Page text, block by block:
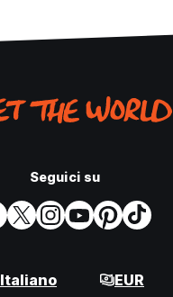
Seguici su
Italiano EUR